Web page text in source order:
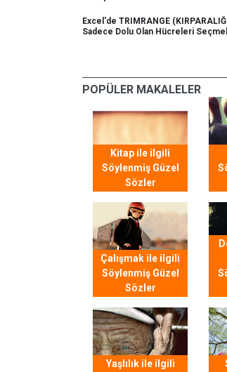
Excel'de TRIMRANGE
Sadece Dolu Olan Hücreleri
POPÜLER MAKALELER
Kitap ile ilgili
Söylenmiş Güzel
Sözler
Çalışmak ile ilgili
Söylenmiş Güzel
Sözler
Yaşlılık ile ilgili